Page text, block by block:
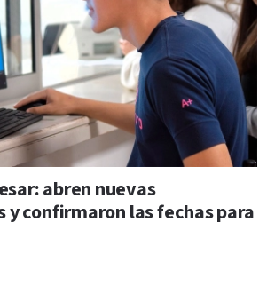
abren nuevas
y confirmaron las fechas para